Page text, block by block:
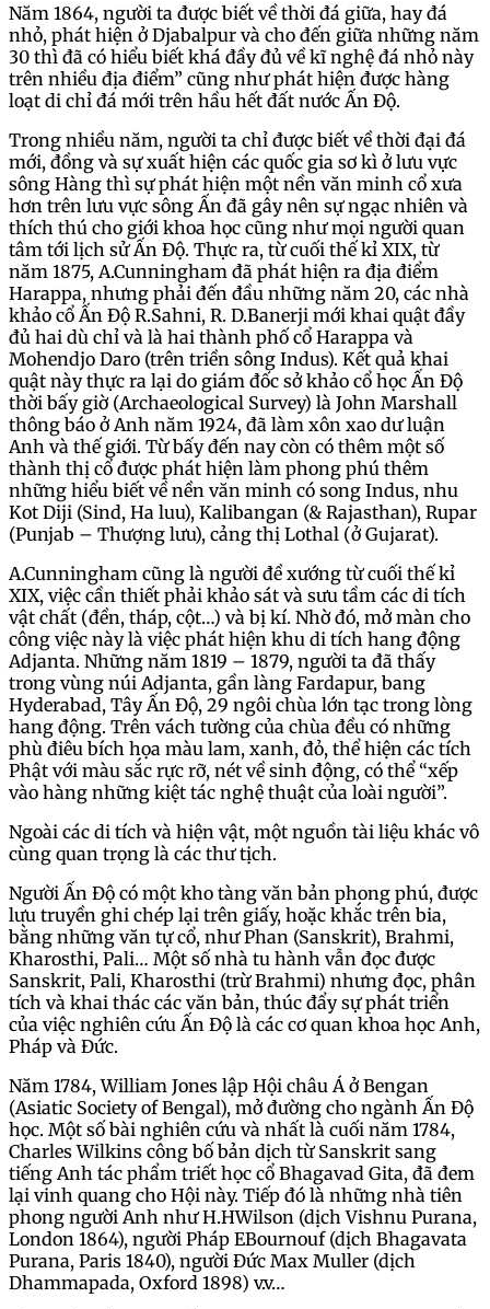
Năm 1864, người ta được biết về thời đá giữa, hay đá
nhỏ, phát hiện ở Djabalpur và cho đến giữa những năm
30 thì đã có hiểu biết khá đầy đủ về kĩ nghệ đá nhỏ này
trên nhiều địa điểm” cũng như phát hiện được hàng
loạt di chỉ đá mới trên hầu hết đất nước Ấn Độ.
Trong nhiều năm, người ta chỉ được biết về thời đại đá
mới, đồng và sự xuất hiện các quốc gia sơ kì ở lưu vực
sông Hàng thì sự phát hiện một nền văn minh cổ xưa
hơn trên lưu vực sông Ấn đã gây nên sự ngạc nhiên và
thích thú cho giới khoa học cũng như mọi người quan
tâm tới lịch sử Ấn Độ. Thực ra, từ cuối thế kỉ XIX, từ
năm 1875, A.Cunningham đã phát hiện ra địa điểm
Harappa, nhưng phải đến đầu những năm 20, các nhà
khảo cổ Ấn Độ R.Sahni, R. D.Banerji mới khai quật đầy
đủ hai dù chỉ và là hai thành phố cổ Harappa và
Mohendjo Daro (trên triền sông Indus). Kết quả khai
quật này thực ra lại do giám đốc sở khảo cổ học Ấn Độ
thời bấy giờ (Archaeological Survey) là John Marshall
thông báo ở Anh năm 1924, đã làm xôn xao dư luận
Anh và thế giới. Từ bấy đến nay còn có thêm một số
thành thị cổ được phát hiện làm phong phú thêm
những hiểu biết về nền văn minh có song Indus, nhu
Kot Diji (Sind, Ha luu), Kalibangan (& Rajasthan), Rupar
(Punjab – Thượng lưu), cảng thị Lothal (ở Gujarat).
A.Cunningham cũng là người đề xướng từ cuối thế kỉ
XIX, việc cần thiết phải khảo sát và sưu tầm các di tích
vật chất (đền, tháp, cột…) và bị kí. Nhờ đó, mở màn cho
công việc này là việc phát hiện khu di tích hang động
Adjanta. Những năm 1819 – 1879, người ta đã thấy
trong vùng núi Adjanta, gần làng Fardapur, bang
Hyderabad, Tây Ấn Độ, 29 ngôi chùa lớn tạc trong lòng
hang động. Trên vách tường của chùa đều có những
phù điêu bích họa màu lam, xanh, đỏ, thể hiện các tích
Phật với màu sắc rực rỡ, nét về sinh động, có thể “xếp
vào hàng những kiệt tác nghệ thuật của loài người”.
Ngoài các di tích và hiện vật, một nguồn tài liệu khác vô
cùng quan trọng là các thư tịch.
Người Ấn Độ có một kho tàng văn bản phong phú, được
lưu truyền ghi chép lại trên giấy, hoặc khắc trên bia,
bằng những văn tự cổ, như Phan (Sanskrit), Brahmi,
Kharosthi, Pali… Một số nhà tu hành vẫn đọc được
Sanskrit, Pali, Kharosthi (trừ Brahmi) nhưng đọc, phân
tích và khai thác các văn bản, thúc đẩy sự phát triển
của việc nghiên cứu Ấn Độ là các cơ quan khoa học Anh,
Pháp và Đức.
Năm 1784, William Jones lập Hội châu Á ở Bengan
(Asiatic Society of Bengal), mở đường cho ngành Ấn Độ
học. Một số bài nghiên cứu và nhất là cuối năm 1784,
Charles Wilkins công bố bản dịch từ Sanskrit sang
tiếng Anh tác phẩm triết học cổ Bhagavad Gita, đã đem
lại vinh quang cho Hội này. Tiếp đó là những nhà tiên
phong người Anh như H.HWilson (dịch Vishnu Purana,
London 1864), người Pháp EBournouf (dịch Bhagavata
Purana, Paris 1840), người Đức Max Muller (dịch
Dhammapada, Oxford 1898) v.v…